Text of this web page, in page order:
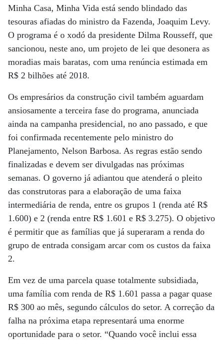
Minha Casa, Minha Vida está sendo blindado das
tesouras afiadas do ministro da Fazenda, Joaquim Levy.
O programa é o xodó da presidente Dilma Rousseff, que
sancionou, neste ano, um projeto de lei que desonera as
moradias mais baratas, com uma renúncia estimada em
R$ 2 bilhões até 2018.
Os empresários da construção civil também aguardam
ansiosamente a terceira fase do programa, anunciada
ainda na campanha presidencial, no ano passado, e que
foi confirmada recentemente pelo ministro do
Planejamento, Nelson Barbosa. As regras estão sendo
finalizadas e devem ser divulgadas nas próximas
semanas. O governo já adiantou que atenderá o pleito
das construtoras para a elaboração de uma faixa
intermediária de renda, entre os grupos 1 (renda até R$
1.600) e 2 (renda entre R$ 1.601 e R$ 3.275). O objetivo
é permitir que as famílias que já superaram a renda do
grupo de entrada consigam arcar com os custos da faixa
2.
Em vez de uma parcela quase totalmente subsidiada,
uma família com renda de R$ 1.601 passa a pagar quase
R$ 300 ao mês, segundo cálculos do setor. A correção da
falha na próxima etapa representará uma enorme
oportunidade para o setor. “Quando você inclui essa